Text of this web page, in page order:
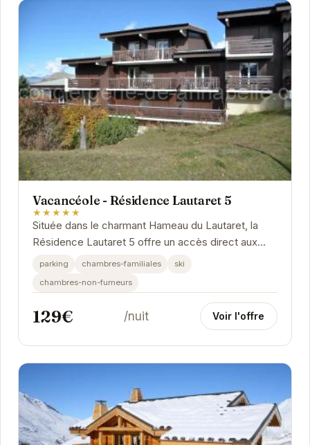
Vacancéole - Résidence Lautaret 5
★★★★★
Située dans le charmant Hameau du Lautaret, la
Résidence Lautaret 5 offre un accès direct aux
pistes de ski des Deux Alpes. Ses appartements...
parking chambres-familiales
ski
chambres-non-fumeurs
129€ /nuit Voir l'offre